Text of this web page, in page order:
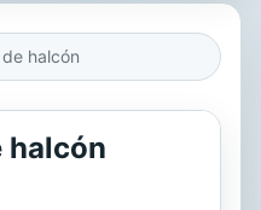
halcón
halcón